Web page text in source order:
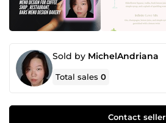
Sold by MichelAndriana
Total sales0
Contact seller